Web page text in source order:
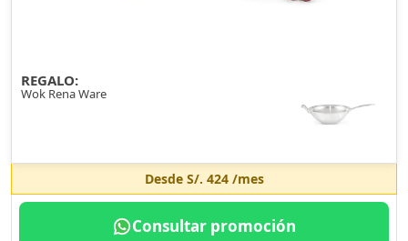
REGALO:
Wok Rena Ware
Desde S/. 424/mes
Consultar promoción